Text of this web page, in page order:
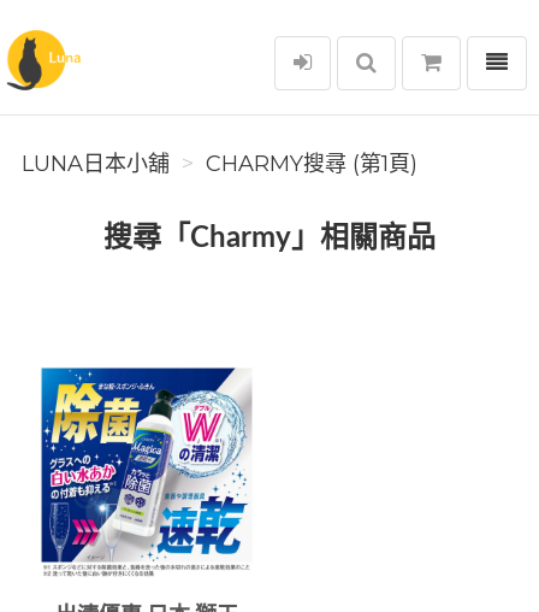
Luna日本小舖
選單
LUNA日本小舖 CHARMY搜尋 (第1頁)
搜尋「Charmy」相關商品